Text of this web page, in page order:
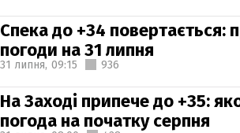
Спека до +34 повертається:
погоди на 31 липня
31 липня, 09:15 936
На Заході припече до +35:
погода на початку серпня